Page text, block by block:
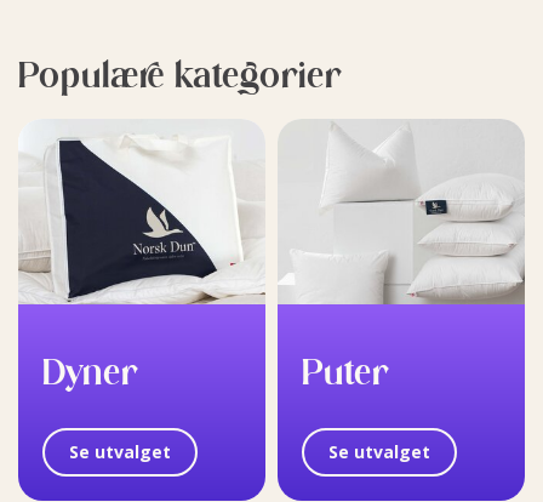
Populære kategorier
Dyner
Se utvalget
Puter
Se utvalget